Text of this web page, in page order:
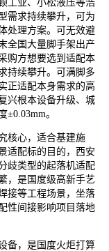
工业、小松液压等浩
需求持续攀升，可为
处理方案。可无效避
全国大量脚手架出产
购方想要选到适配本
持续攀升。可满脚多
正适配本身需求的高
兴根本设备升级、城
。
心，适合基建施
适配标的目的，西安
歧类型的起落机适配
，是国度级高新手艺
接等工程场景，坐落
性间接影响项目落地
，是国度火炬打算